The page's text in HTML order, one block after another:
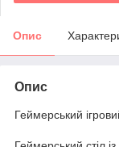
Опис
Опис
Геймерський